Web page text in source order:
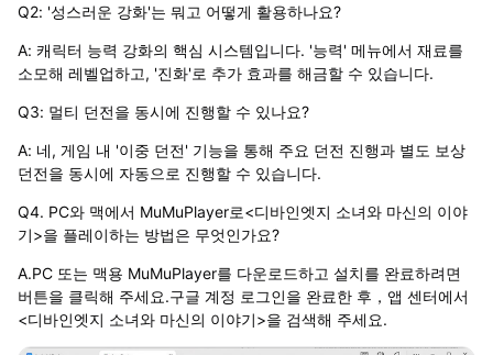
Q2: '성스러운 강화'는 뭐고 어떻게 활용하나요?
A: 캐릭터 능력 강화의 핵심 시스템입니다. '능력' 메뉴에서 재료를
소모해 레벨업하고, '진화'로 추가 효과를 해금할 수 있습니다.
Q3: 멀티 던전을 동시에 진행할 수 있나요?
A: 네, 게임 내 '이중 던전' 기능을 통해 주요 던전 진행과 별도 보상
던전을 동시에 자동으로 진행할 수 있습니다.
Q4. PC와 맥에서 MuMuPlayer로<디바인엣지 소녀와 마신의 이야
기>을 플레이하는 방법은 무엇인가요?
A.PC 또는 맥용 MuMuPlayer를 다운로드하고 설치를 완료하려면
버튼을 클릭해 주세요.구글 계정 로그인을 완료한 후，앱 센터에서
<디바인엣지 소녀와 마신의 이야기>을 검색해 주세요.